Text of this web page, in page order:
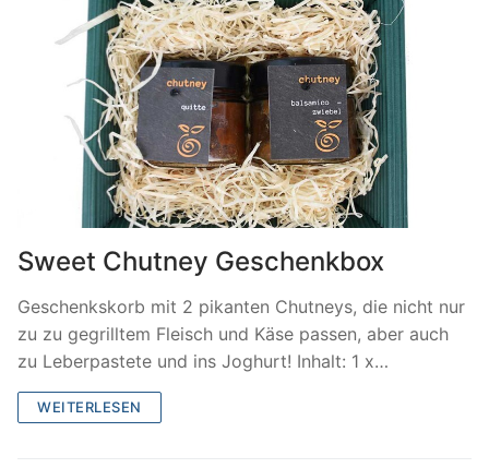
Sweet Chutney Geschenkbox
Geschenkskorb mit 2 pikanten Chutneys, die nicht nur
zu zu gegrilltem Fleisch und Käse passen, aber auch
zu Leberpastete und ins Joghurt! Inhalt: 1 x…
WEITERLESEN